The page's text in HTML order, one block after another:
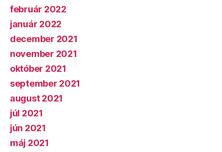
február 2022
január 2022
december 2021
november 2021
október 2021
september 2021
august 2021
júl 2021
jún 2021
máj 2021